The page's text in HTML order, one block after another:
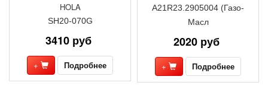
HOLA
SH20-070G
3410 руб
+ Подробнее
A21R23.2905004 (Газо-
Масл
2020 руб
+ Подробнее